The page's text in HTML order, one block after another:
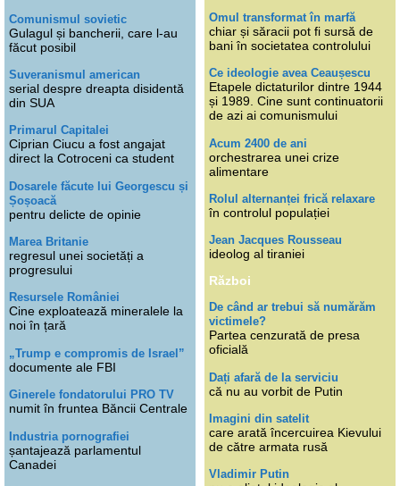
Comunismul sovietic
Gulagul și bancherii, care l-au
făcut posibil
Suveranismul american
serial despre dreapta disidentă
din SUA
Primarul Capitalei
Ciprian Ciucu a fost angajat
direct la Cotroceni ca student
Dosarele făcute lui Georgescu și
Șoșoacă
pentru delicte de opinie
Marea Britanie
regresul unei societăți a
progresului
Resursele României
Cine exploatează mineralele la
noi în țară
„Trump e compromis de Israel”
documente ale FBI
Ginerele fondatorului PRO TV
numit în fruntea Băncii Centrale
Industria pornografiei
șantajează parlamentul
Canadei
Omul transformat în marfă
chiar și săracii pot fi sursă de
bani în societatea controlului
Ce ideologie avea Ceaușescu
Etapele dictaturilor dintre 1944
și 1989. Cine sunt continuatorii
de azi ai comunismului
Acum 2400 de ani
orchestrarea unei crize
alimentare
Rolul alternanței frică relaxare
în controlul populației
Jean Jacques Rousseau
ideolog al tiraniei
Război
De când ar trebui să numărăm
victimele?
Partea cenzurată de presa
oficială
Dați afară de la serviciu
că nu au vorbit de Putin
Imagini din satelit
care arată încercuirea Kievului
de către armata rusă
Vladimir Putin